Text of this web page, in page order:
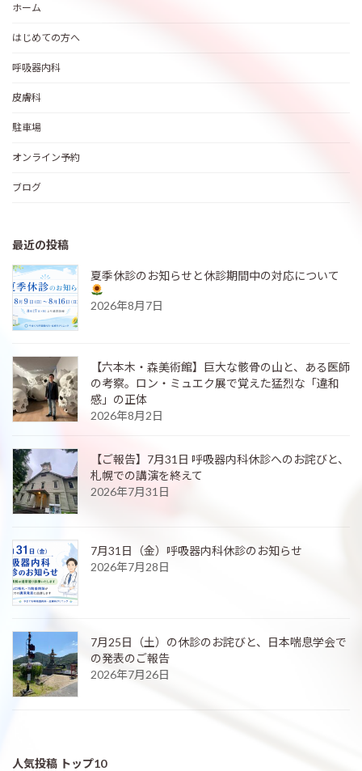
ホーム
はじめての方へ
呼吸器内科
皮膚科
駐車場
オンライン予約
ブログ
最近の投稿
夏季休診のお知らせと休診期間中の対応について
2026年8月7日
【六本木・森美術館】巨大な骸骨の山と、ある医師
の考察。ロン・ミュエク展で覚えた猛烈な「違和
感」の正体
2026年8月2日
【ご報告】7月31日 呼吸器内科休診へのお詫びと、
札幌での講演を終えて
2026年7月31日
7月31日（金）呼吸器内科休診のお知らせ
2026年7月28日
7月25日（土）の休診のお詫びと、日本喘息学会で
の発表のご報告
2026年7月26日
人気投稿 トップ10